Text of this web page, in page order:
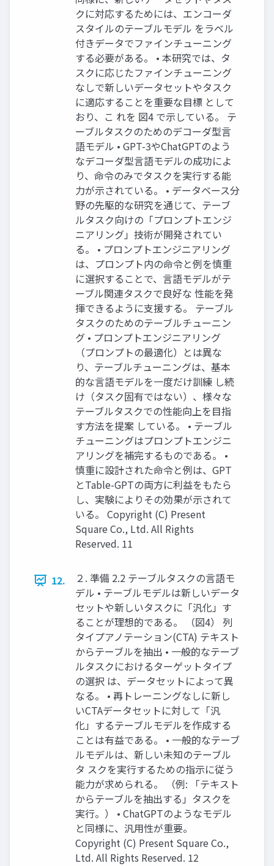
クに対応するためには、エンコーダ
スタイルのテーブルモデル をラベル
付きデータでファインチューニング
する必要がある。 • 本研究では、タ
スクに応じたファインチューニング
なしで新しいデータセットやタスク
に適応することを重要な目標 として
おり、こ れを 図4 で示している。 テ
ーブルタスクのためのデコーダ型言
語モデル • GPT-3やChatGPTのよう
なデコーダ型言語モデルの成功によ
り、命令のみでタスクを実行する能
力が示されている。 • データベース分
野の先駆的な研究を通じて、テーブ
ルタスク向けの「プロンプトエンジ
ニアリング」技術が開発されてい
る。 • プロンプトエンジニアリング
は、プロンプト内の命令と例を慎重
に選択することで、言語モデルがテ
ーブル関連タスクで良好な 性能を発
揮できるように支援する。 テーブル
タスクのためのテーブルチューニン
グ • プロンプトエンジニアリング
（プロンプトの最適化）とは異な
り、テーブルチューニングは、基本
的な言語モデルを一度だけ訓練 し続
け（タスク固有ではない）、様々な
テーブルタスクでの性能向上を目指
す方法を提案 している。 • テーブル
チューニングはプロンプトエンジニ
アリングを補完するものである。 •
慎重に設計された命令と例は、GPT
とTable-GPTの両方に利益をもたら
し、実験によりその効果が示されて
いる。 Copyright (C) Present
Square Co., Ltd. All Rights
Reserved. 11
12.
２. 準備 2.2 テーブルタスクの言語モ
デル • テーブルモデルは新しいデータ
セットや新しいタスクに「汎化」す
ることが理想的である。 （図4） 列
タイプアノテーション(CTA) テキスト
からテーブルを抽出 • 一般的なテーブ
ルタスクにおけるターゲットタイプ
の選択 は、データセットによって異
なる。 • 再トレーニングなしに新し
いCTAデータセットに対して「汎
化」するテーブルモデルを作成する
ことは有益である。 • 一般的なテーブ
ルモデルは、新しい未知のテーブル
タ スクを実行するための指示に従う
能力が求められる。 （例: 「テキスト
からテーブルを抽出する」タスクを
実行。） • ChatGPTのようなモデル
と同様に、汎用性が重要。
Copyright (C) Present Square Co.,
Ltd. All Rights Reserved. 12